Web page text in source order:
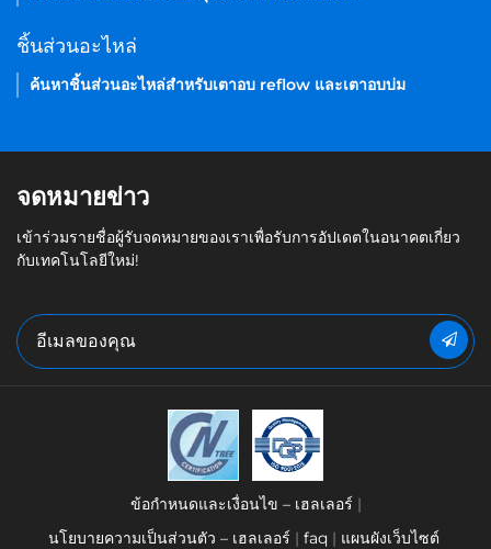
ชิ้นส่วนอะไหล่
ค้นหาชิ้นส่วนอะไหล่สำหรับเตาอบ reflow และเตาอบบ่ม
จดหมายข่าว
เข้าร่วมรายชื่อผู้รับจดหมายของเราเพื่อรับการอัปเดตในอนาคตเกี่ยว
กับเทคโนโลยีใหม่!
ข้อกำหนดและเงื่อนไข – เฮลเลอร์
นโยบายความเป็นส่วนตัว – เฮลเลอร์
faq แผนผังเว็บไซต์